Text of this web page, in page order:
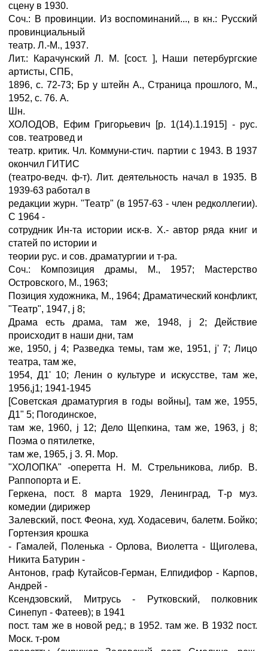
сцену в 1930.
Соч.: В провинции. Из воспоминаний..., в кн.: Русский
провинциальный
театр. Л.-М., 1937.
Лит.: Карачунский Л. М. [сост. ], Наши петербургские
артисты, СПБ,
1896, с. 72-73; Бр у штейн А., Страница прошлого, М.,
1952, с. 76. А.
Шн.
ХОЛОДОВ, Ефим Григорьевич [р. 1(14).1.1915] - рус.
сов. театровед и
театр. критик. Чл. Коммуни-стич. партии с 1943. В 1937
окончил ГИТИС
(театро-ведч. ф-т). Лит. деятельность начал в 1935. В
1939-63 работал в
редакции журн. "Театр" (в 1957-63 - член редколлегии).
С 1964 -
сотрудник Ин-та истории иск-в. X.- автор ряда книг и
статей по истории и
теории рус. и сов. драматургии и т-ра.
Соч.: Композиция драмы, М., 1957; Мастерство
Островского, М., 1963;
Позиция художника, М., 1964; Драматический конфликт,
"Театр", 1947, ј 8;
Драма есть драма, там же, 1948, ј 2; Действие
происходит в наши дни, там
же, 1950, ј 4; Разведка темы, там же, 1951, ј' 7; Лицо
театра, там же,
1954, Д1' 10; Ленин о культуре и искусстве, там же,
1956,ј1; 1941-1945
[Советская драматургия в годы войны], там же, 1955,
Д1" 5; Погодинское,
там же, 1960, ј 12; Дело Щепкина, там же, 1963, ј 8;
Поэма о пятилетке,
там же, 1965, ј 3. Я. Мор.
"ХОЛОПКА" -оперетта Н. М. Стрельникова, либр. В.
Раппопорта и Е.
Геркена, пост. 8 марта 1929, Ленинград, Т-р муз.
комедии (дирижер
Залевский, пост. Феона, худ. Ходасевич, балетм. Бойко;
Гортензия крошка
- Гамалей, Поленька - Орлова, Виолетта - Щиголева,
Никита Батурин -
Антонов, граф Кутайсов-Герман, Елпидифор - Карпов,
Андрей -
Ксендзовский, Митрусь - Рутковский, полковник
Синепуп - Фатеев); в 1941
пост. там же в новой ред.; в 1952. там же. В 1932 пост.
Моск. т-ром